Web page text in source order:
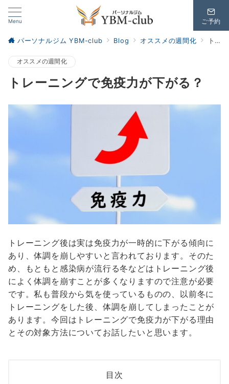
Menu ご予約
パーソナルジム YBM-club Blog オススメの週間化 トレーニングで免疫力が下がる？
オススメの週間化
トレーニングで免疫力が下がる？
トレーニング後は実は免疫力が一時的に下がる傾向に
あり、体調を崩しやすいと言われております。そのた
め、もともと感染病が流行る冬などはトレーニング後
によく体調を崩すことが多くなりますので注意が必要
です。私も普段から気を使っているものの、以前冬に
トレーニングをした後、体調を崩してしまったことが
あります。今回はトレーニングで免疫力が下がる理由
とその対象方法についてお話したいと思います。
目次